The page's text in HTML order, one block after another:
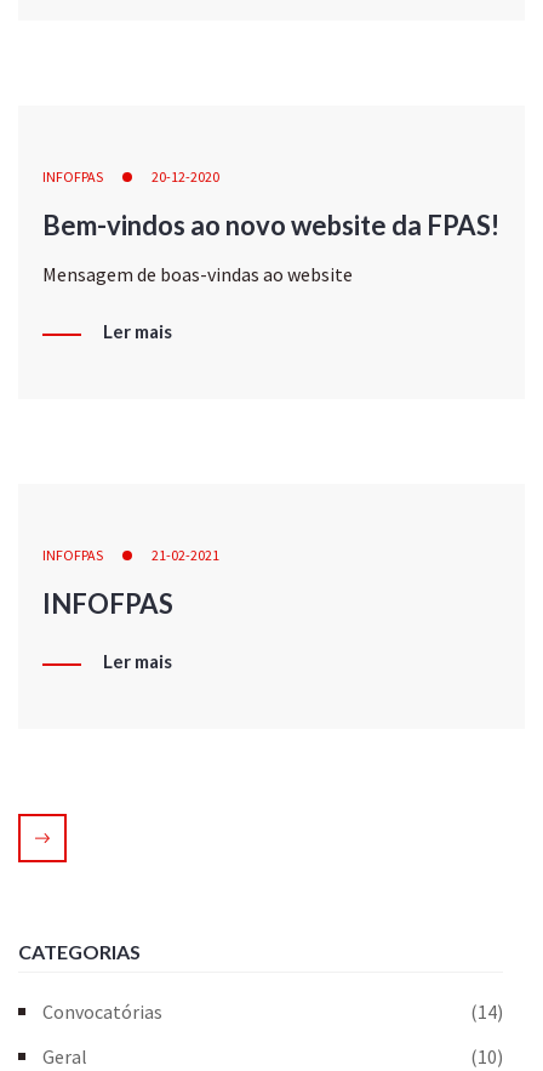
INFOFPAS 20-12-2020
Bem-vindos ao novo website da FPAS!
Mensagem de boas-vindas ao website
Ler mais
INFOFPAS 21-02-2021
INFOFPAS
Ler mais
CATEGORIAS
Convocatórias
(14)
Geral
(10)